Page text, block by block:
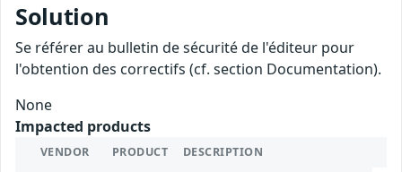
Solution
Se référer au bulletin de sécurité de l'éditeur pour
l'obtention des correctifs (cf. section Documentation).
None
Impacted products
VENDOR PRODUCT DESCRIPTION